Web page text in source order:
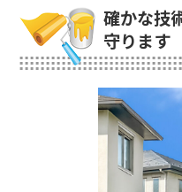
確かな技
守ります